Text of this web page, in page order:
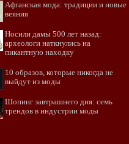
Афганская мода: традиции и новые
веяния
Носили дамы 500 лет назад:
археологи наткнулись на
пикантную находку
10 образов, которые никогда не
выйдут из моды
Шопинг завтрашнего дня: семь
трендов в индустрии моды